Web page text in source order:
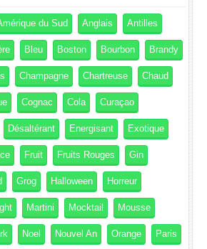
du Sud Anglais Antilles
Bleu Boston Bourbon Brandy
Champagne Chartreuse Chaud
Cognac Cola Curaçao
Désaltérant Energisant Exotique
Fruit Fruits Rouges Gin
Grog Halloween Horreur
Martini Mocktail Mousse
Noel Nouvel An Orange Paris